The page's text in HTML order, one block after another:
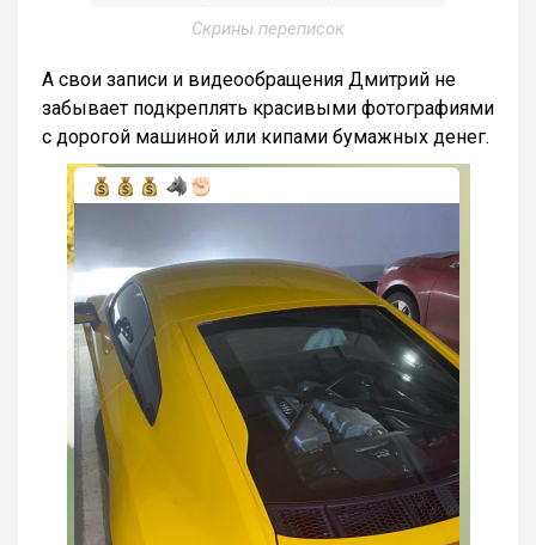
Скрины переписок
А свои записи и видеообращения Дмитрий не
забывает подкреплять красивыми фотографиями
с дорогой машиной или кипами бумажных денег.